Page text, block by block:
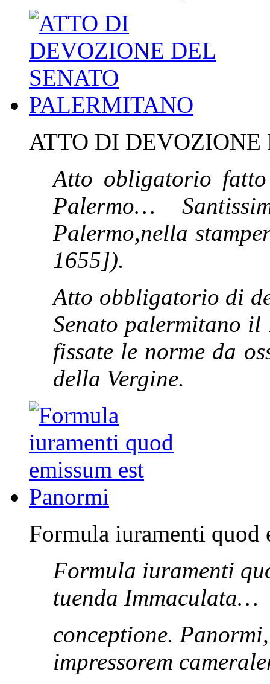
ATTO DI DEVOZIONE
Atto obligatorio
Palermo…
Palermo,nella
1655]).
Atto obbligatorio di
Senato palermitano
fissate le norme da
della Vergine.
Formula iuramenti quod
Formula iuramenti
tuenda Immaculata…
conceptione.
impressorem